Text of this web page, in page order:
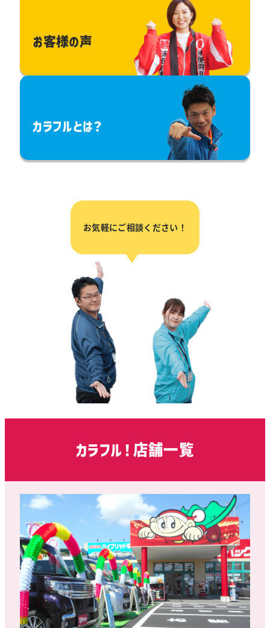
お客様の声
カラフルとは？
お気軽にご相談ください！
カラフル！店舗一覧